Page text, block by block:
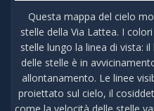
Questa mappa del cielo
stelle della Via Lattea. I
stelle lungo la linea di vista:
delle stelle è in
allontanamento. Le linee
proiettato sul cielo, il
come la velocità delle stelle